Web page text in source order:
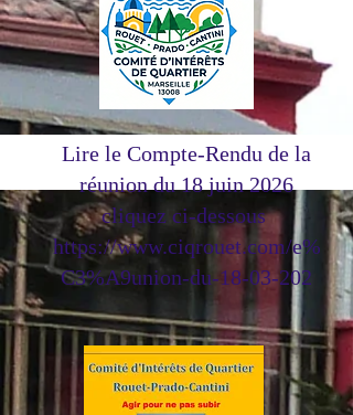
Lire le Compte-Rendu de la
réunion du 18 juin 2026
cliquez ci-dessous
https://www.ciqrouet.com/e%
C3%A9union-du-18-03-202